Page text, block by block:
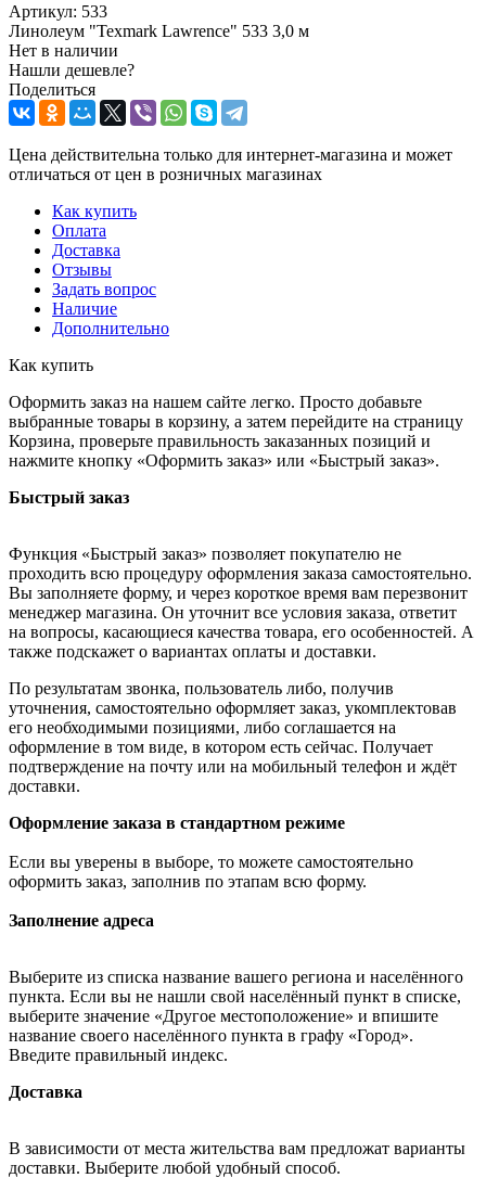
Артикул: 533
Линолеум "Texmark Lawrence" 533 3,0 м
Нет в наличии
Нашли дешевле?
Поделиться
Цена действительна только для интернет-магазина и может
отличаться от цен в розничных магазинах
Как купить
Оплата
Доставка
Отзывы
Задать вопрос
Наличие
Дополнительно
Как купить
Оформить заказ на нашем сайте легко. Просто добавьте
выбранные товары в корзину, а затем перейдите на страницу
Корзина, проверьте правильность заказанных позиций и
нажмите кнопку «Оформить заказ» или «Быстрый заказ».
Быстрый заказ
Функция «Быстрый заказ» позволяет покупателю не
проходить всю процедуру оформления заказа самостоятельно.
Вы заполняете форму, и через короткое время вам перезвонит
менеджер магазина. Он уточнит все условия заказа, ответит
на вопросы, касающиеся качества товара, его особенностей. А
также подскажет о вариантах оплаты и доставки.
По результатам звонка, пользователь либо, получив
уточнения, самостоятельно оформляет заказ, укомплектовав
его необходимыми позициями, либо соглашается на
оформление в том виде, в котором есть сейчас. Получает
подтверждение на почту или на мобильный телефон и ждёт
доставки.
Оформление заказа в стандартном режиме
Если вы уверены в выборе, то можете самостоятельно
оформить заказ, заполнив по этапам всю форму.
Заполнение адреса
Выберите из списка название вашего региона и населённого
пункта. Если вы не нашли свой населённый пункт в списке,
выберите значение «Другое местоположение» и впишите
название своего населённого пункта в графу «Город».
Введите правильный индекс.
Доставка
В зависимости от места жительства вам предложат варианты
доставки. Выберите любой удобный способ.